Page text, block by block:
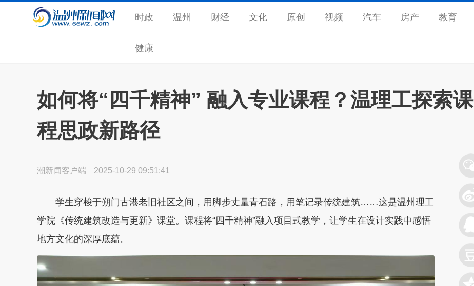
时政 温州 财经 文化 原创 视频 汽车 房产 教育
健康
如何将“四千精神” 融入专业课程？温理工探索课
程思政新路径
潮新闻客户端 2025-10-29 09:51:41
学生穿梭于朔门古港老旧社区之间，用脚步丈量青石路，用笔记录传统建筑……这是温州理工
学院《传统建筑改造与更新》课堂。课程将“四千精神”融入项目式教学，让学生在设计实践中感悟
地方文化的深厚底蕴。